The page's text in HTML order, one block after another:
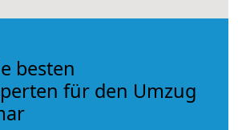
besten
für den Umzug